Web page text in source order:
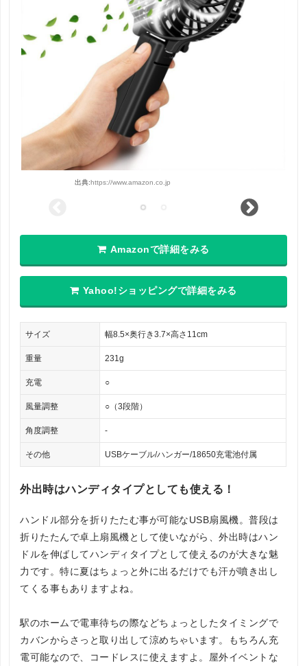
出典:https://www.amazon.co.jp
Amazonで詳細をみる
Yahoo!ショッピングで詳細をみる
サイズ 幅8.5×奥行き3.7×高さ11cm
重量 231g
充電 ○
風量調整 ○（3段階）
角度調整 -
その他 USBケーブル/ハンガー/18650充電池付属
外出時はハンディタイプとしても使える！
ハンドル部分を折りたたむ事が可能なUSB扇風機。普段は
折りたたんで卓上扇風機として使いながら、外出時はハン
ドルを伸ばしてハンディタイプとして使えるのが大きな魅
力です。特に夏はちょっと外に出るだけでも汗が噴き出し
てくる事もありますよね。
駅のホームで電車待ちの際などちょっとしたタイミングで
カバンからさっと取り出して涼めちゃいます。もちろん充
電可能なので、コードレスに使えますよ。屋外イベントな